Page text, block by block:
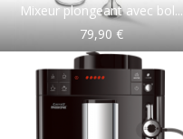
Mixeur plongeant avec bol...
79,90 €